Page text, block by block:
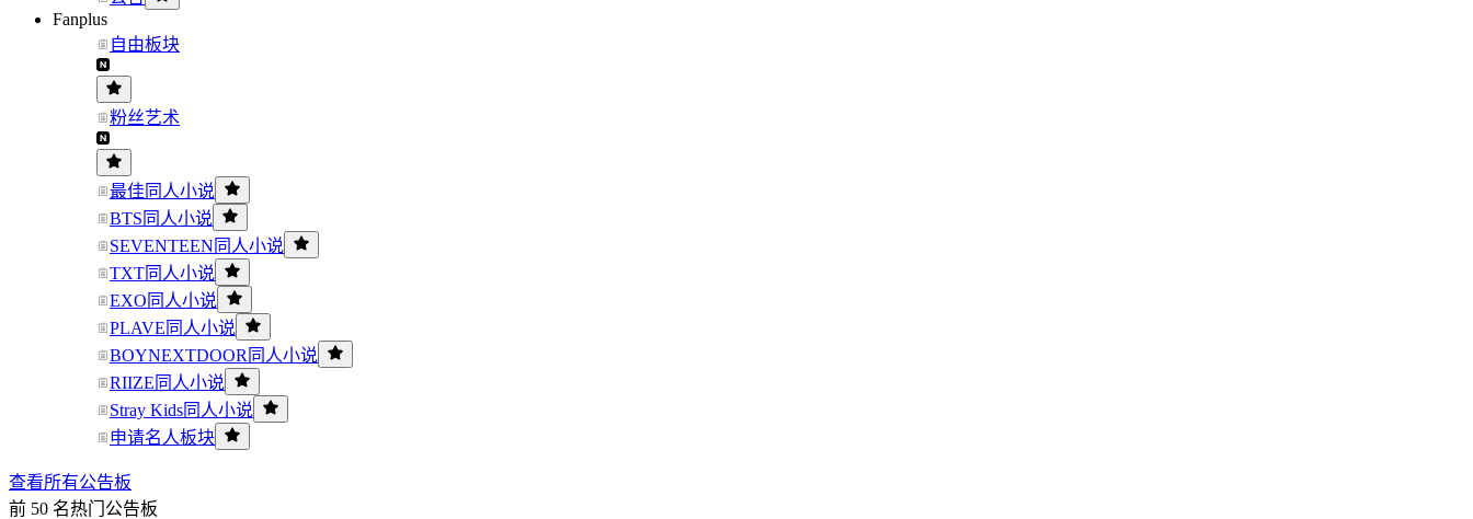
Fanplus
自由板块
粉丝艺术
最佳同人小说
BTS同人小说
SEVENTEEN同人小说
TXT同人小说
EXO同人小说
PLAVE同人小说
BOYNEXTDOOR同人小说
RIIZE同人小说
Stray Kids同人小说
申请名人板块
查看所有公告板
前 50 名热门公告板